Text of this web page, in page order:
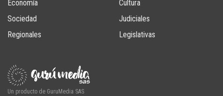
Economía
Sociedad
Regionales
Cultura
Judiciales
Legislativas
Un producto de GuruMedia SAS